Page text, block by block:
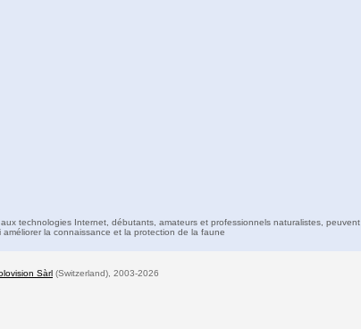
technologies Internet, débutants, amateurs et professionnels naturalistes, peuvent
la connaissance et la protection de la faune
Sàrl (Switzerland), 2003-2026